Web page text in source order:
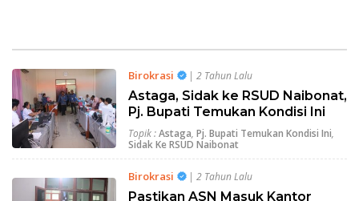
Birokrasi | 2 Tahun Lalu
Astaga, Sidak ke RSUD Naibonat,
Pj. Bupati Temukan Kondisi Ini
Topik :Astaga, Pj. Bupati Temukan Kondisi Ini,
Sidak Ke RSUD Naibonat
Birokrasi | 2 Tahun Lalu
Pastikan ASN Masuk Kantor